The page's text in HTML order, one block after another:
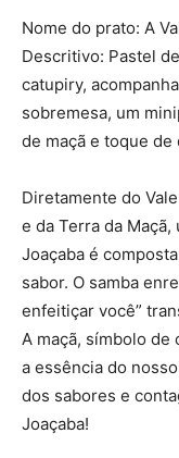
Nome do prato: A
Descritivo: Pastel
catupiry,
sobremesa, um
de maçã e toque de
Diretamente do
e da Terra da
Joaçaba é
sabor. O samba
enfeitiçar você”
A maçã, símbolo
a essência do
dos sabores e
Joaçaba!